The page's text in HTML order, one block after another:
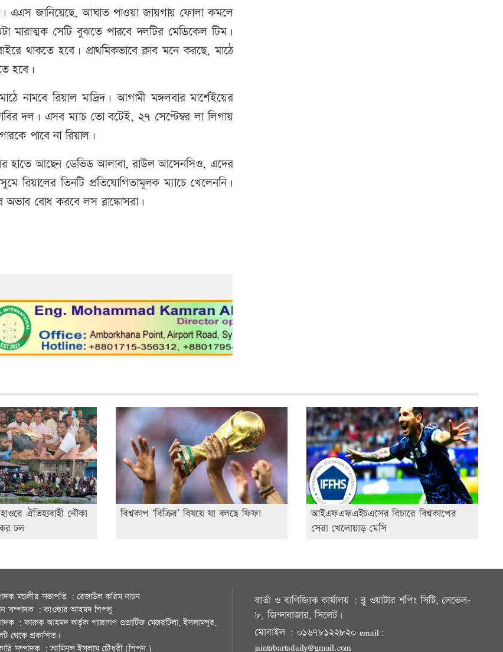
এএস জানিয়েছে, আঘাত পাওয়া জায়গায় ফোলা কমলে
সেটি বুঝতে পারবে দলটির মেডিকেল টিম।
থাকতে হবে। প্রাথমিকভাবে ক্লাব মনে করছে, মাঠে
হবে।
নামবে রিয়াল মাদ্রিদ। আগামী মঙ্গলবার মার্শেইয়ের
দল। এসব ম্যাচ তো বটেই, ২৭ সেপ্টেম্বর লা লিগায়
পাবে না রিয়াল।
হাতে আছেন ডেভিড আলাবা, রাউল আসেনসিও, এদের
তিনটি প্রতিযোগিতামূলক ম্যাচে খেলেননি।
অভাব বোধ করবে লস ব্লাঙ্কোসরা।
ঐতিহ্যবাহী নৌকা
ঢল
বিশ্বকাপ ‘বিক্রির’ বিষয়ে যা বলছে ফিফা
আইএফএফএইচএসের বিচারে বিশ্বকাপের
সেরা খেলোয়াড় মেসি
মন্ডলীর সভাপতি : রেজাউল করিম নাচন
সম্পাদক : কাওছার আহমদ শিপলু
: ফারুক আহমদ কর্তৃক প্যারাগণ প্রপ্রার্টিজ মেজরটিলা, ইসলামপুর,
থেকে প্রকাশিত।
সম্পাদক : আমিনুল ইসলাম চৌধুরী (শিপন )
বার্তা ও বাণিজ্যিক কার্যালয় : ব্লু ওয়াটার শপিং সিটি, লেভেল-
৮, জিন্দাবাজার, সিলেট।
মোবাইল : ০১৬৭৮১২২৮২০ email:
jaintabartadaily@gmail.com